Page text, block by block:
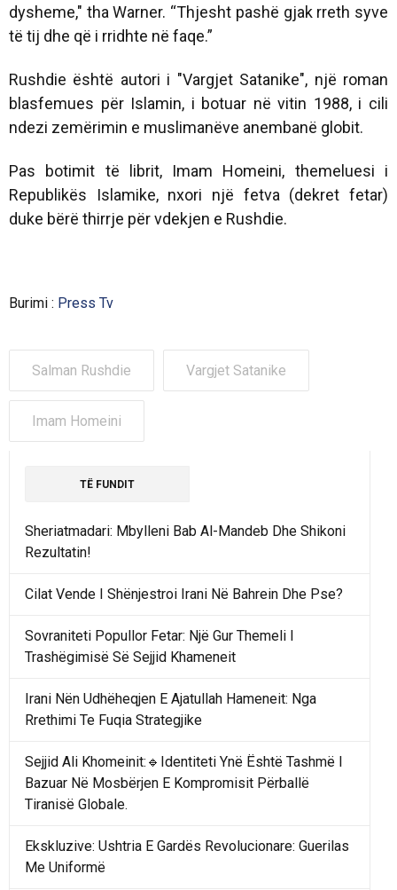
dysheme," tha Warner. “Thjesht pashë gjak rreth syve
të tij dhe që i rridhte në faqe.”
Rushdie është autori i "Vargjet Satanike", një roman
blasfemues për Islamin, i botuar në vitin 1988, i cili
ndezi zemërimin e muslimanëve anembanë globit.
Pas botimit të librit, Imam Homeini, themeluesi i
Republikës Islamike, nxori një fetva (dekret fetar)
duke bërë thirrje për vdekjen e Rushdie.
Burimi : Press Tv
Salman Rushdie Vargjet Satanike
Imam Homeini
TË FUNDIT
Sheriatmadari: Mbylleni Bab Al-Mandeb Dhe Shikoni
Rezultatin!
Cilat Vende I Shënjestroi Irani Në Bahrein Dhe Pse?
Sovraniteti Popullor Fetar: Një Gur Themeli I
Trashëgimisë Së Sejjid Khameneit
Irani Nën Udhëheqjen E Ajatullah Hameneit: Nga
Rrethimi Te Fuqia Strategjike
Sejjid Ali Khomeinit:🔹Identiteti Ynë Është Tashmë I
Bazuar Në Mosbërjen E Kompromisit Përballë
Tiranisë Globale.
Ekskluzive: Ushtria E Gardës Revolucionare: Guerilas
Me Uniformë